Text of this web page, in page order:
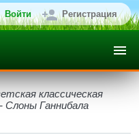
Войти Регистрация
классическая
Слоны Ганнибала